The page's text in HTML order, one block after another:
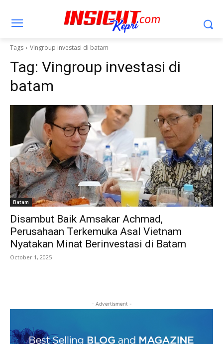
Tags Vingroup investasi di batam
Tag: Vingroup investasi di
batam
Batam
Disambut Baik Amsakar Achmad,
Perusahaan Terkemuka Asal Vietnam
Nyatakan Minat Berinvestasi di Batam
October 1, 2025
- Advertisment -